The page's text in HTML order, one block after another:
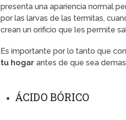
presenta una apariencia normal
por las larvas de las termitas,
crean un orificio que les permite
Es importante por lo tanto que
tu hogar antes de que sea
ÁCIDO BÓRICO